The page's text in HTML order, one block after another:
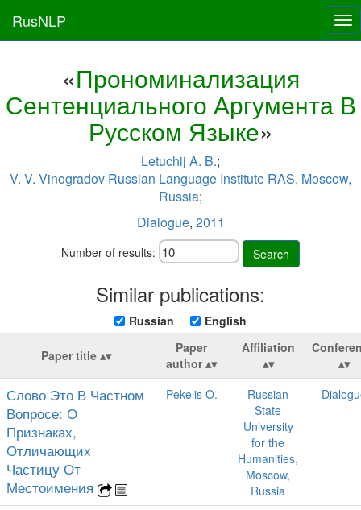
RusNLP
«Прономинализация
Сентенциального Аргумента В
Русском Языке»
Letuchij A. B.;
V. V. Vinogradov Russian Language Institute RAS, Moscow,
Russia;
Dialogue, 2011
Number of results: Search
Similar publications:
Russian English
Paper title
Paper
author
Affiliation
Слово Это В Частном
Вопросе: О
Признаках,
Отличающих
Частицу От
Местоимения
Pekelis O.
Russian
State
University
for the
Humanities,
Moscow,
Russia